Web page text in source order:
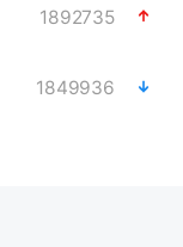
1892735
1849936